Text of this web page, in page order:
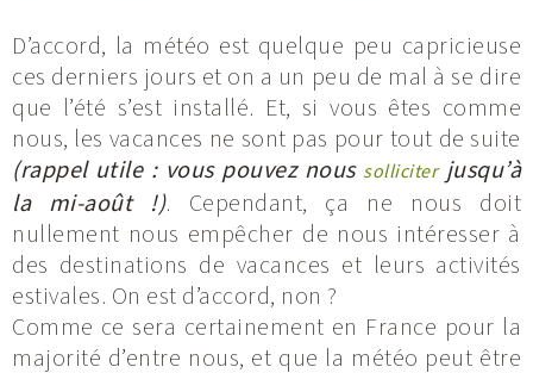
D’accord, la météo est quelque peu capricieuse
ces derniers jours et on a un peu de mal à se dire
que l’été s’est installé. Et, si vous êtes comme
nous, les vacances ne sont pas pour tout de suite
(rappel utile : vous pouvez nous solliciterjusqu’à
la mi-août !). Cependant, ça ne nous doit
nullement nous empêcher de nous intéresser à
des destinations de vacances et leurs activités
estivales. On est d’accord, non ?
Comme ce sera certainement en France pour la
majorité d’entre nous, et que la météo peut être